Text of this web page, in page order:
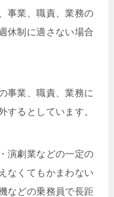
事業、職責、業務の
休制に適さない場合
事業、職責、業務に
するとしています。
演劇業などの⼀定の
なくてもかまわない
などの乗務員で⻑距